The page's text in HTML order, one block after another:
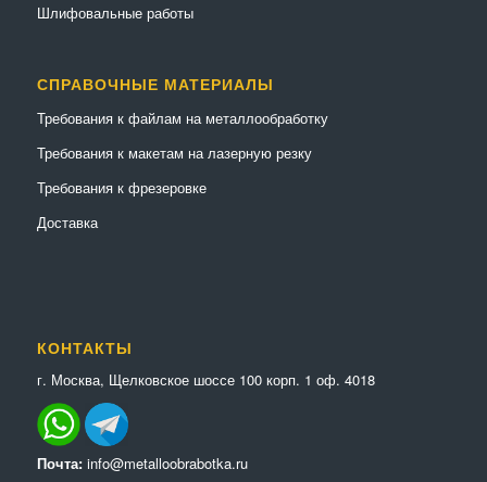
Шлифовальные работы
СПРАВОЧНЫЕ МАТЕРИАЛЫ
Требования к файлам на металлообработку
Требования к макетам на лазерную резку
Требования к фрезеровке
Доставка
КОНТАКТЫ
г. Москва, Щелковское шоссе 100 корп. 1 оф. 4018
Почта: info@metalloobrabotka.ru